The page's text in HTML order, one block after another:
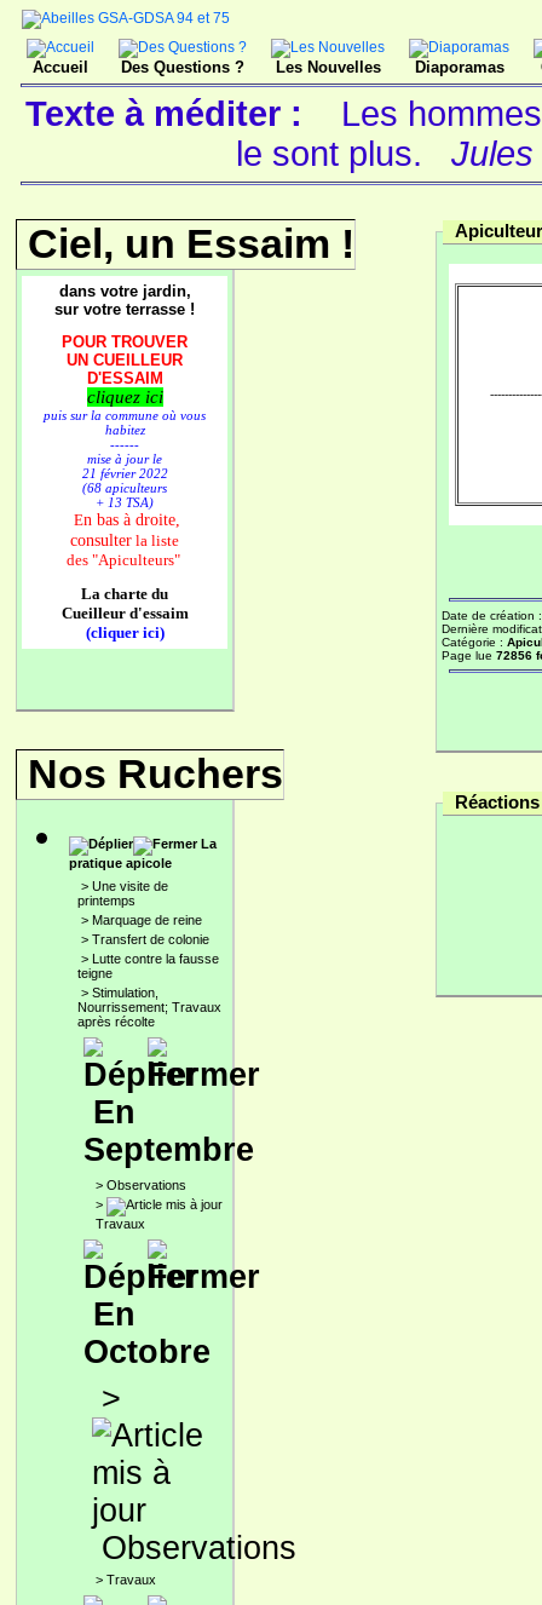
Accueil Des Questions ? Les Nouvelles Diaporamas
Texte à méditer :
Les
le sont plus.
Jules
Ciel, un Essaim !
dans votre jardin,
sur votre terrasse !
POUR TROUVER
UN CUEILLEUR
D'ESSAIM
cliquez ici
puis sur la commune où vous
habitez
------
mise à jour le
21 février 2022
(68 apiculteurs
+ 13 TSA)
En bas à droite,
consulter la liste
des "Apiculteurs"
La charte du
Cueilleur d'essaim
(cliquer ici)
Nos Ruchers
La
pratique apicole
> Une visite de
printemps
> Marquage de reine
> Transfert de colonie
> Lutte contre la fausse
teigne
> Stimulation,
Nourrissement; Travaux
après récolte
En
Septembre
> Observations
>
Travaux
En
Octobre
>
Observations
> Travaux
Date de création
Dernière
Catégorie :
Page lue 72856